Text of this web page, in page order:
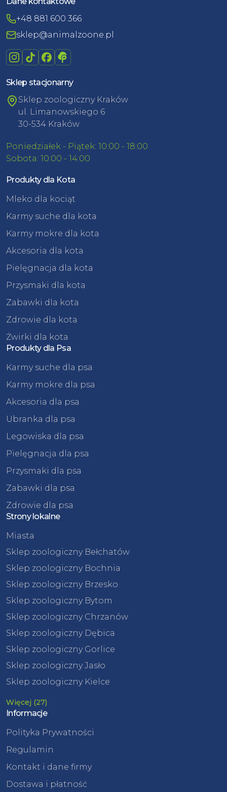
+48 881 600 366
sklep@animalzoone.pl
Sklep stacjonarny
Sklep zoologiczny Kraków
ul. Limanowskiego 6
30-534 Kraków
Poniedziałek - Piątek: 10:00 - 18:00
Sobota: 10:00 - 14:00
Produkty dla Kota
Mleko dla kociąt
Karmy suche dla kota
Karmy mokre dla kota
Akcesoria dla kota
Pielęgnacja dla kota
Przysmaki dla kota
Zabawki dla kota
Zdrowie dla kota
Żwirki dla kota
Produkty dla Psa
Karmy suche dla psa
Karmy mokre dla psa
Akcesoria dla psa
Ubranka dla psa
Legowiska dla psa
Pielęgnacja dla psa
Przysmaki dla psa
Zabawki dla psa
Zdrowie dla psa
Strony lokalne
Miasta
Sklep zoologiczny Bełchatów
Sklep zoologiczny Bochnia
Sklep zoologiczny Brzesko
Sklep zoologiczny Bytom
Sklep zoologiczny Chrzanów
Sklep zoologiczny Dębica
Sklep zoologiczny Gorlice
Sklep zoologiczny Jasło
Sklep zoologiczny Kielce
Więcej (27)
Informacje
Polityka Prywatności
Regulamin
Kontakt i dane firmy
Dostawa i płatność